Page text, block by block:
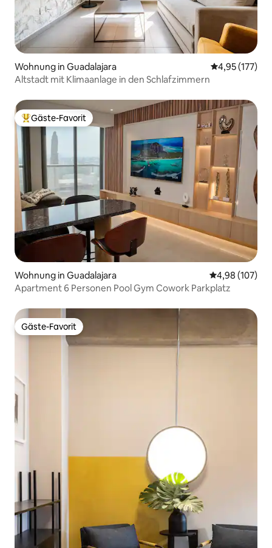
Wohnung in Guadalajara
4,95 (177)
Altstadt mit Klimaanlage in den Schlafzimmern
Beliebter Gäste-Favorit.
Gäste-Favorit
Wohnung in Guadalajara
4,98 (107)
Apartment 6 Personen Pool Gym Cowork Parkplatz
Gäste-Favorit
Gäste-Favorit